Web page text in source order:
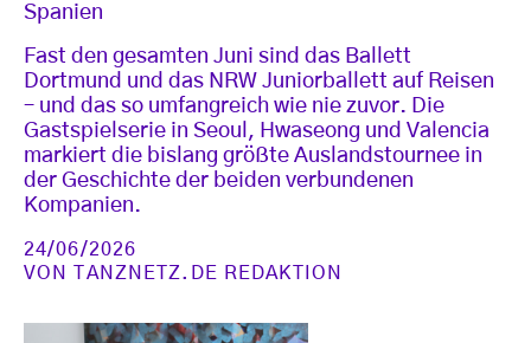
Spanien
Fast den gesamten Juni sind das Ballett
Dortmund und das NRW Juniorballett auf Reisen
– und das so umfangreich wie nie zuvor. Die
Gastspielserie in Seoul, Hwaseong und Valencia
markiert die bislang größte Auslandstournee in
der Geschichte der beiden verbundenen
Kompanien.
24/06/2026
VONTANZNETZ.DE REDAKTION